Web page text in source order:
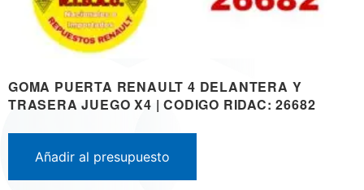
GOMA PUERTA RENAULT 4 DELANTERA Y
TRASERA JUEGO X4 | CODIGO RIDAC: 26682
Añadir al presupuesto